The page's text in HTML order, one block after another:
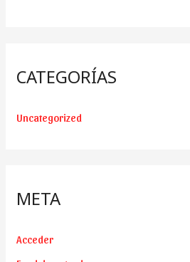
CATEGORÍAS
Uncategorized
META
Acceder